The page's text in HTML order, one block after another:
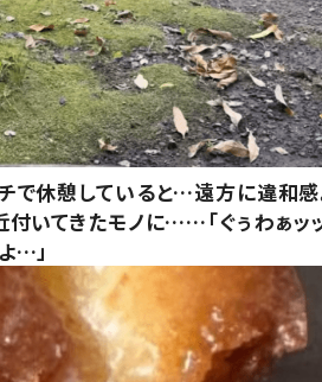
で休憩していると…遠方に違和感
付いてきたモノに……「ぐぅわぁッッ
…」